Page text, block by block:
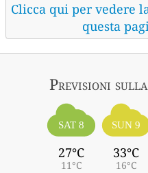
Clicca qui per vedere
questa
Previsioni
SAT 8
27°C
11°C
SUN 9
33°C
16°C